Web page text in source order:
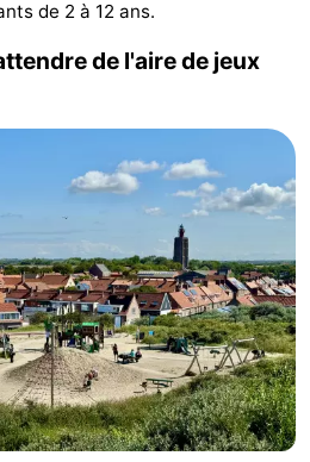
de 2 à 12 ans.
de l'aire de jeux